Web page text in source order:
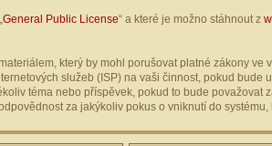
General Public License“ a které je možno stáhnout z
který by mohl porušovat platné zákony ve
služeb (ISP) na vaši činnost, pokud
téma nebo příspěvek, pokud to bude
za jakýkoliv pokus o vniknutí do